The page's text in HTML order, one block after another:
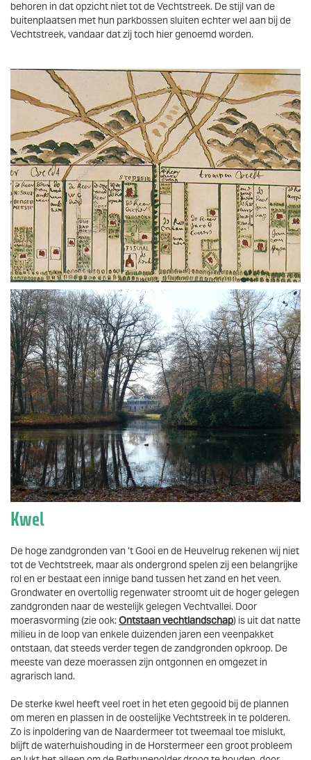
behoren in dat opzicht niet tot de Vechtstreek. De stijl van de
buitenplaatsen met hun parkbossen sluiten echter wel aan bij de
Vechtstreek, vandaar dat zij toch hier genoemd worden.
Vergroten
Vergroten
Kwel
De hoge zandgronden van ’t Gooi en de Heuvelrug rekenen wij niet
tot de Vechtstreek, maar als ondergrond spelen zij een belangrijke
rol en er bestaat een innige band tussen het zand en het veen.
Grondwater en overtollig regenwater stroomt uit de hoger gelegen
zandgronden naar de westelijk gelegen Vechtvallei. Door
moerasvorming (zie ook:Ontstaan vechtlandschap) is uit dat natte
milieu in de loop van enkele duizenden jaren een veenpakket
ontstaan, dat steeds verder tegen de zandgronden opkroop. De
meeste van deze moerassen zijn ontgonnen en omgezet in
agrarisch land.
De sterke kwel heeft veel roet in het eten gegooid bij de plannen
om meren en plassen in de oostelijke Vechtstreek in te polderen.
Zo is inpoldering van de Naardermeer tot tweemaal toe mislukt,
blijft de waterhuishouding in de Horstermeer een groot probleem